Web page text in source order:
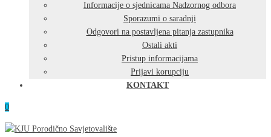
Informacije o sjednicama Nadzornog odbora
Sporazumi o saradnji
Odgovori na postavljena pitanja zastupnika
Ostali akti
Pristup informacijama
Prijavi korupciju
KONTAKT
0